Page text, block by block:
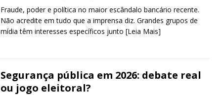
Fraude, poder e política no maior escândalo bancário recente.
Não acredite em tudo que a imprensa diz. Grandes grupos de
mídia têm interesses específicos junto [Leia Mais]
Segurança pública em 2026: debate real
ou jogo eleitoral?